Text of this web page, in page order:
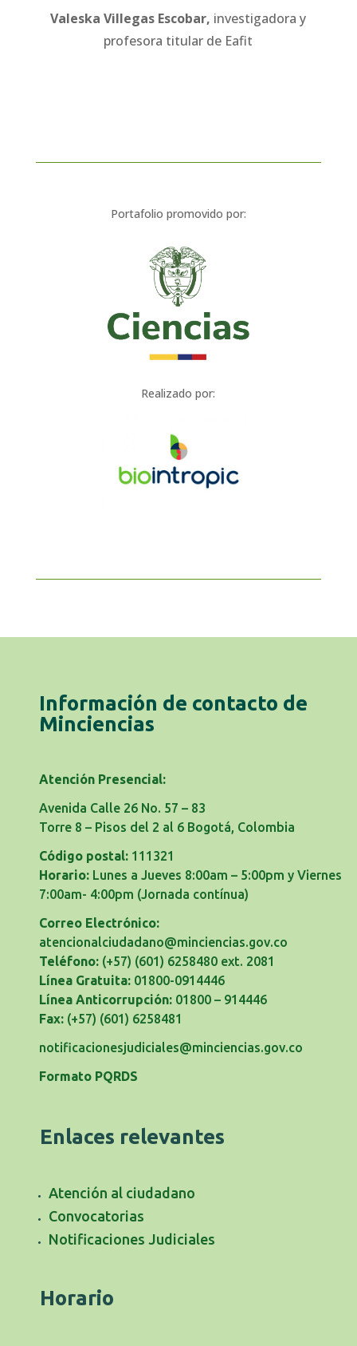
Valeska Villegas Escobar, investigadora y
profesora titular de Eafit
Portafolio promovido por:
Realizado por:
Información de contacto de
Minciencias
Atención Presencial:
Avenida Calle 26 No. 57 – 83
Torre 8 – Pisos del 2 al 6 Bogotá, Colombia
Código postal:111321
Horario:Lunes a Jueves 8:00am – 5:00pm y Viernes
7:00am- 4:00pm (Jornada contínua)
Correo Electrónico:
atencionalciudadano@minciencias.gov.co
Teléfono:(+57) (601) 6258480 ext. 2081
Línea Gratuita:01800-0914446
Línea Anticorrupción:01800 – 914446
Fax:(+57) (601) 6258481
notificacionesjudiciales@minciencias.gov.co
Formato PQRDS
Enlaces relevantes
Atención al ciudadano
Convocatorias
Notificaciones Judiciales
Horario